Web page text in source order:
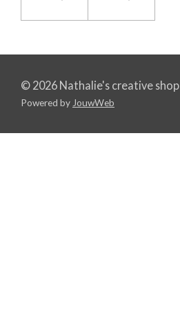
© 2026 Nathalie's creative shop
Powered by JouwWeb